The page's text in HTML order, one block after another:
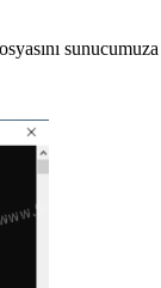
sunucumuza